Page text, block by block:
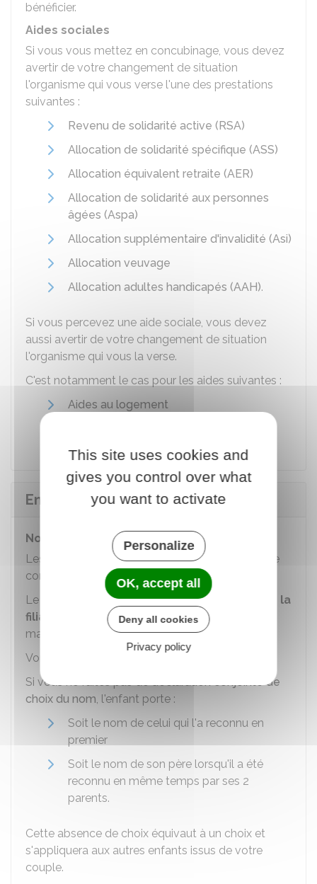
bénéficier.
Aides sociales
Si vous vous mettez en concubinage, vous devez
avertir de votre changement de situation
l'organisme qui vous verse l'une des prestations
suivantes :
Revenu de solidarité active (RSA)
Allocation de solidarité spécifique (ASS)
Allocation équivalent retraite (AER)
Allocation de solidarité aux personnes
âgées (Aspa)
Allocation supplémentaire d'invalidité (Asi)
Allocation veuvage
Allocation adultes handicapés (AAH).
Si vous percevez une aide sociale, vous devez
aussi avertir de votre changement de situation
l'organisme qui vous la verse.
C'est notamment le cas pour les aides suivantes :
Aides au logement
Enfants
Nom de l'enfant et autorité parentale
Les règles sont les mêmes en cas de Pacs ou de
concubinage.
Le Pacs et le concubinage n'ontpas d'effet sur la
filiation et sur le nom(contrairement au
mariage).
Vous pouvez
Si vous ne faites pas dedéclaration conjointe de
choix du nom, l'enfant porte :
Soit le nom de celui qui l'a reconnu en
premier
Soit le nom de son père lorsqu'il a été
reconnu en même temps par ses 2
parents.
Cette absence de choix équivaut à un choix et
s'appliquera aux autres enfants issus de votre
couple.
This site uses cookies and
gives you control over what
you want to activate
Personalize
OK, accept all
Deny all cookies
Privacy policy